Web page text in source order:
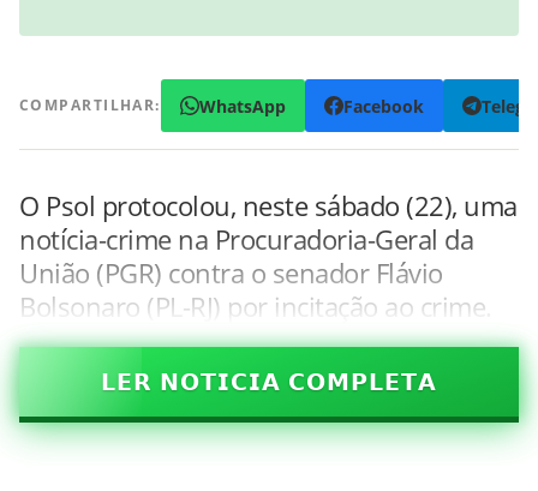
COMPARTILHAR: WhatsApp Facebook
O Psol protocolou, neste sábado (22), uma
notícia-crime na Procuradoria-Geral da
União (PGR) contra o senador Flávio
Bolsonaro (PL-RJ) por incitação ao crime.
𝗟𝗘𝗥 𝗡𝗢𝗧𝗜𝗖𝗜𝗔 𝗖𝗢𝗠𝗣𝗟𝗘𝗧𝗔